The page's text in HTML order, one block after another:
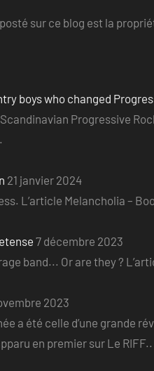
sur ce blog est la
boys who changed
Progressive
21 janvier 2024
L’article Melancholia –
7 décembre 2023
band... Or are they ?
2023
a été celle d’une grande
en premier sur Le RIFF..